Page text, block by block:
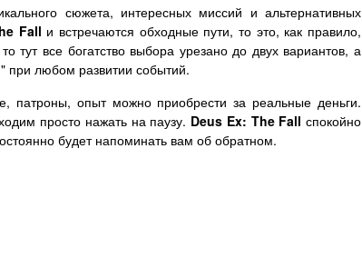
сюжета, интересных миссий и альтернативных
Fall и встречаются обходные пути, то это, как правило,
тут все богатство выбора урезано до двух вариантов, а
при любом развитии событий.
опыт можно приобрести за реальные деньги.
просто нажать на паузу. Deus Ex: The Fall спокойно
будет напоминать вам об обратном.